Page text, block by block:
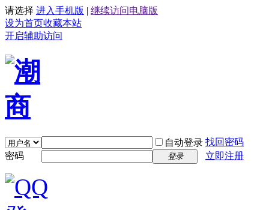
请选择 进入手机版 | 继续访问电脑版
设为首页收藏本站
开启辅助访问
自动登录 找回密码
密码
登录 立即注册